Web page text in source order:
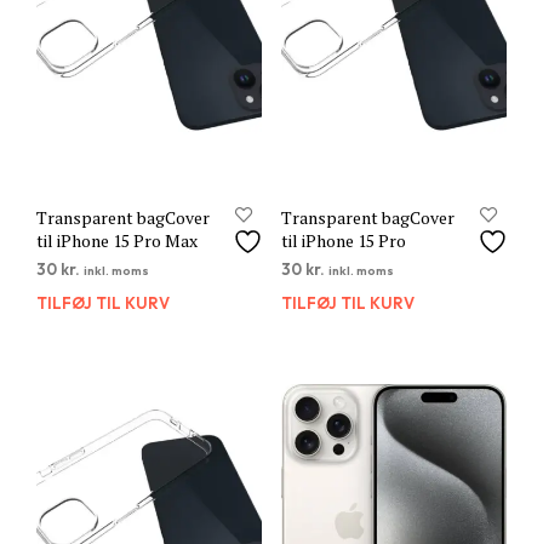
Transparent bagCover
til iPhone 15 Pro Max
30 kr. inkl. moms
TILFØJ TIL KURV
Transparent bagCover
til iPhone 15 Pro
30 kr. inkl. moms
TILFØJ TIL KURV